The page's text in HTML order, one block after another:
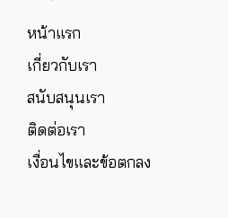
หน้าแรก
เกี่ยวกับเรา
สนับสนุนเรา
ติดต่อเรา
เงื่อนไขและข้อตกลง